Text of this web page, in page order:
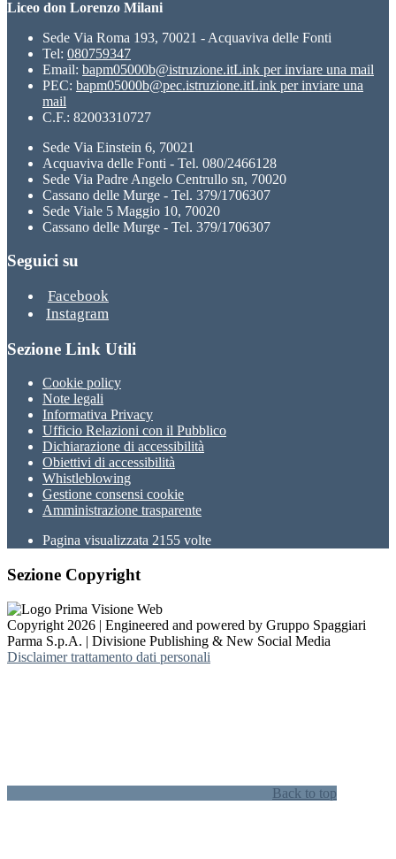
Liceo don Lorenzo Milani
Sede Via Roma 193, 70021 - Acquaviva delle Fonti
Tel: 080759347
Email: bapm05000b@istruzione.itLink per inviare una mail
PEC: bapm05000b@pec.istruzione.itLink per inviare una
mail
C.F.: 82003310727
Sede Via Einstein 6, 70021
Acquaviva delle Fonti - Tel. 080/2466128
Sede Via Padre Angelo Centrullo sn, 70020
Cassano delle Murge - Tel. 379/1706307
Sede Viale 5 Maggio 10, 70020
Cassano delle Murge - Tel. 379/1706307
Seguici su
Facebook
Instagram
Sezione Link Utili
Cookie policy
Note legali
Informativa Privacy
Ufficio Relazioni con il Pubblico
Dichiarazione di accessibilità
Obiettivi di accessibilità
Whistleblowing
Gestione consensi cookie
Amministrazione trasparente
Pagina visualizzata 2155 volte
Sezione Copyright
Copyright 2026 | Engineered and powered by Gruppo Spaggiari
Parma S.p.A. | Divisione Publishing & New Social Media
Disclaimer trattamento dati personali
Back to top